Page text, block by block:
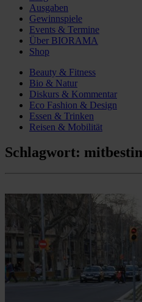
Ausgaben
Gewinnspiele
Events & Termine
Über BIORAMA
Shop
Beauty & Fitness
Bio & Natur
Diskurs & Kommentar
Eco Fashion & Design
Essen & Trinken
Reisen & Mobilität
Schlagwort: